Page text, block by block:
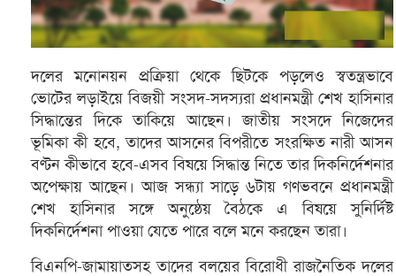
দলের মনোনয়ন প্রক্রিয়া থেকে ছিটকে পড়লেও স্বতন্ত্রভাবে
ভোটের লড়াইয়ে বিজয়ী সংসদ-সদস্যরা প্রধানমন্ত্রী শেখ হাসিনার
সিদ্ধান্তের দিকে তাকিয়ে আছেন। জাতীয় সংসদে নিজেদের
ভূমিকা কী হবে, তাদের আসনের বিপরীতে সংরক্ষিত নারী আসন
বণ্টন কীভাবে হবে-এসব বিষয়ে সিদ্ধান্ত নিতে তার দিকনির্দেশনার
অপেক্ষায় আছেন। আজ সন্ধ্যা সাড়ে ৬টায় গণভবনে প্রধানমন্ত্রী
শেখ হাসিনার সঙ্গে অনুষ্ঠেয় বৈঠকে এ বিষয়ে সুনির্দিষ্ট
দিকনির্দেশনা পাওয়া যেতে পারে বলে মনে করছেন তারা।
বিএনপি-জামায়াতসহ তাদের বলয়ের বিরোধী রাজনৈতিক দলের